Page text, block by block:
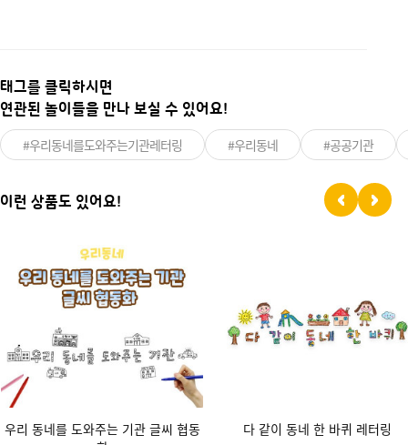
태그를 클릭하시면
연관된 놀이들을 만나 보실 수 있어요!
#우리동네를도와주는기관레터링 #우리동네 #공공기관
이런 상품도 있어요!
우리 동네를 도와주는 기관 글씨 협동
다 같이 동네 한 바퀴 레터링